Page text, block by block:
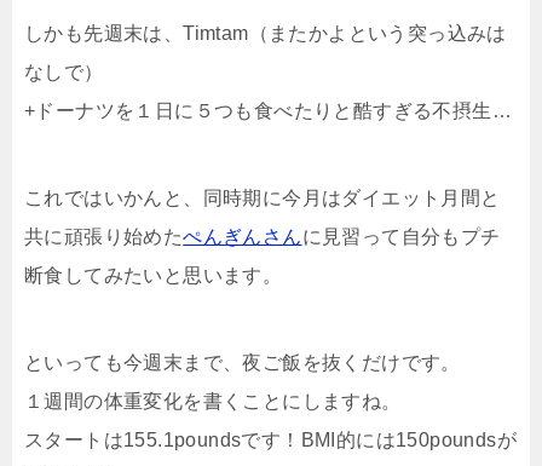
しかも先週末は、Timtam（またかよという突っ込みは
なしで）
+ドーナツを１日に５つも食べたりと酷すぎる不摂生…
これではいかんと、同時期に今月はダイエット月間と
共に頑張り始めたぺんぎんさんに見習って自分もプチ
断食してみたいと思います。
といっても今週末まで、夜ご飯を抜くだけです。
１週間の体重変化を書くことにしますね。
スタートは155.1poundsです！BMI的には150poundsが